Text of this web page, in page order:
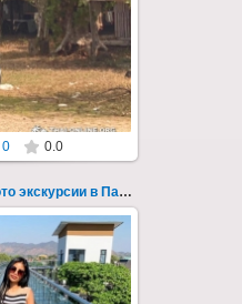
на реку Квай,
Ной и Сайок Яй,
деревня...
0 0.0
Река Квай на 3 дня фото экскурсии в Паттайе 38